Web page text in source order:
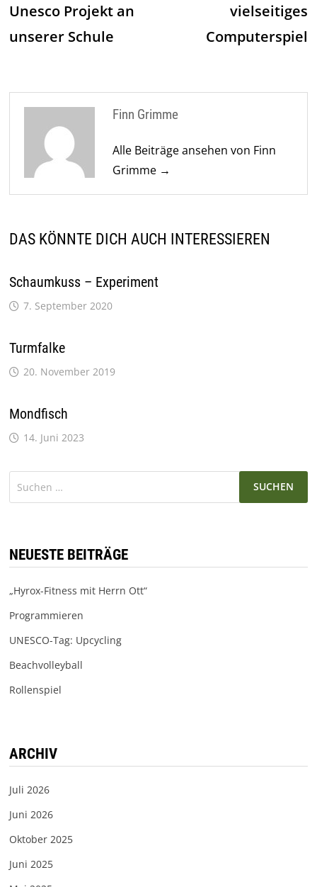
Unesco Projekt an
unserer Schule
vielseitiges
Computerspiel
Finn Grimme
Alle Beiträge ansehen von Finn
Grimme →
DAS KÖNNTE DICH AUCH INTERESSIEREN
Schaumkuss – Experiment
7. September 2020
Turmfalke
20. November 2019
Mondfisch
14. Juni 2023
NEUESTE BEITRÄGE
„Hyrox-Fitness mit Herrn Ott“
Programmieren
UNESCO-Tag: Upcycling
Beachvolleyball
Rollenspiel
ARCHIV
Juli 2026
Juni 2026
Oktober 2025
Juni 2025